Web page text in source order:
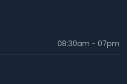
08:30am - 07pm